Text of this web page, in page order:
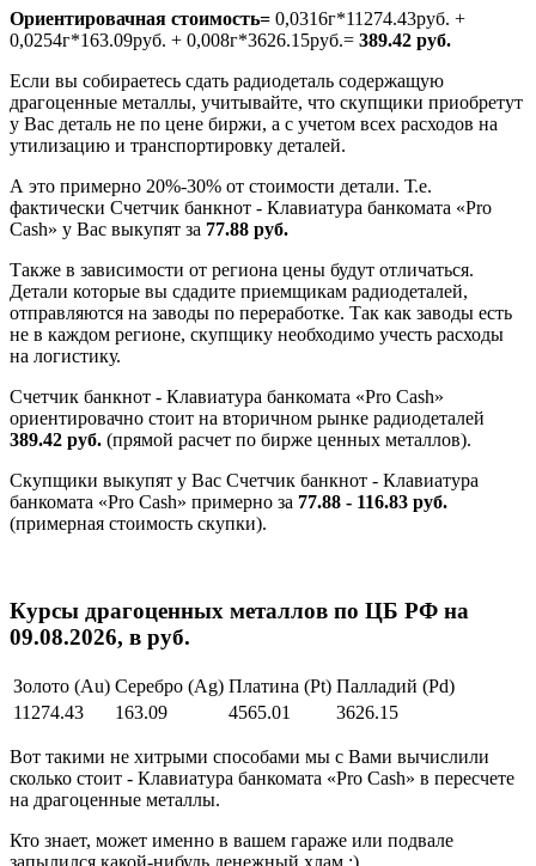
Ориентировачная стоимость= 0,0316г*11274.43руб. +
0,0254г*163.09руб. + 0,008г*3626.15руб.= 389.42 руб.
Если вы собираетесь сдать радиодеталь содержащую
драгоценные металлы, учитывайте, что скупщики приобретут
у Вас деталь не по цене биржи, а с учетом всех расходов на
утилизацию и транспортировку деталей.
А это примерно 20%-30% от стоимости детали. Т.е.
фактически Счетчик банкнот - Клавиатура банкомата «Pro
Cash» у Вас выкупят за 77.88 руб.
Также в зависимости от региона цены будут отличаться.
Детали которые вы сдадите приемщикам радиодеталей,
отправляются на заводы по переработке. Так как заводы есть
не в каждом регионе, скупщику необходимо учесть расходы
на логистику.
Счетчик банкнот - Клавиатура банкомата «Pro Cash»
ориентировачно стоит на вторичном рынке радиодеталей
389.42 руб. (прямой расчет по бирже ценных металлов).
Скупщики выкупят у Вас Счетчик банкнот - Клавиатура
банкомата «Pro Cash» примерно за 77.88 - 116.83 руб.
(примерная стоимость скупки).
Курсы драгоценных металлов по ЦБ РФ на
09.08.2026, в руб.
Золото (Au) Серебро (Ag) Платина (Pt) Палладий (Pd)
11274.43
163.09 4565.01 3626.15
Вот такими не хитрыми способами мы с Вами вычислили
сколько стоит - Клавиатура банкомата «Pro Cash» в пересчете
на драгоценные металлы.
Кто знает, может именно в вашем гараже или подвале